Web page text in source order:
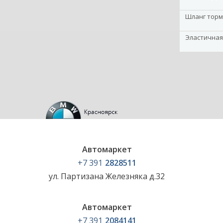
Шланг
Автомаркет
+7 391 2828511
ул. Партизана Железняка д.32
Автомаркет
+7 391 2084141